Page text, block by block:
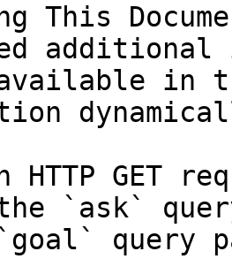
This
in
HTTP GET
`ask`
query